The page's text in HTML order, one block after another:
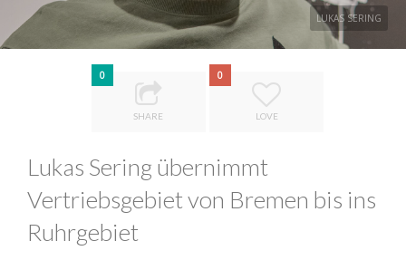
LUKAS SERING
0
SHARE
0
LOVE
Lukas Sering übernimmt
Vertriebsgebiet von Bremen bis ins
Ruhrgebiet